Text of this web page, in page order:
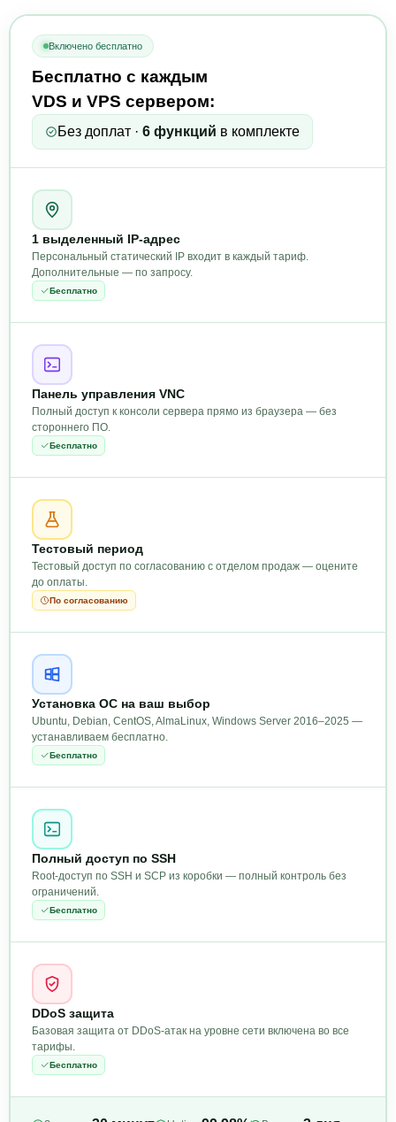
Включено бесплатно
Бесплатно с каждым
VDS и VPS сервером:
Без доплат · 6 функций в комплекте
1 выделенный IP-адрес
Персональный статический IP входит в каждый тариф.
Дополнительные — по запросу.
Бесплатно
Панель управления VNC
Полный доступ к консоли сервера прямо из браузера — без
стороннего ПО.
Бесплатно
Тестовый период
Тестовый доступ по согласованию с отделом продаж — оцените
до оплаты.
По согласованию
Установка ОС на ваш выбор
Ubuntu, Debian, CentOS, AlmaLinux, Windows Server 2016–2025 —
устанавливаем бесплатно.
Бесплатно
Полный доступ по SSH
Root-доступ по SSH и SCP из коробки — полный контроль без
ограничений.
Бесплатно
DDoS защита
Базовая защита от DDoS-атак на уровне сети включена во все
тарифы.
Бесплатно